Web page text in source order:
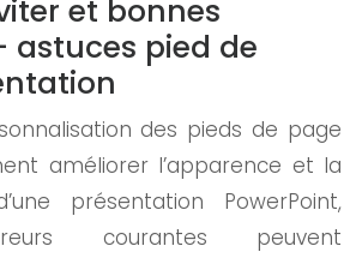
et bonnes
astuces pied de
des pieds de page
améliorer l’apparence et la
présentation PowerPoint,
courantes peuvent